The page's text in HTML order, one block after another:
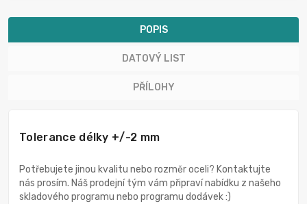
POPIS
DATOVÝ LIST
PŘÍLOHY
Tolerance délky +/-2 mm
Potřebujete jinou kvalitu nebo rozměr oceli? Kontaktujte
nás prosím. Náš prodejní tým vám připraví nabídku z našeho
skladového programu nebo programu dodávek :)